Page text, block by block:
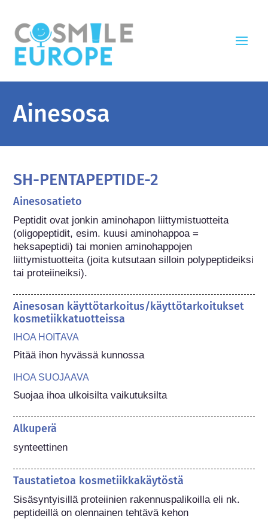
Ainesosa
SH-PENTAPEPTIDE-2
Ainesosatieto
Peptidit ovat jonkin aminohapon liittymistuotteita
(oligopeptidit, esim. kuusi aminohappoa =
heksapeptidi) tai monien aminohappojen
liittymistuotteita (joita kutsutaan silloin polypeptideiksi
tai proteiineiksi).
Ainesosan käyttötarkoitus/käyttötarkoitukset
kosmetiikkatuotteissa
IHOA HOITAVA
Pitää ihon hyvässä kunnossa
IHOA SUOJAAVA
Suojaa ihoa ulkoisilta vaikutuksilta
Alkuperä
synteettinen
Taustatietoa kosmetiikkakäytöstä
Sisäsyntyisillä proteiinien rakennuspalikoilla eli nk.
peptideillä on olennainen tehtävä kehon